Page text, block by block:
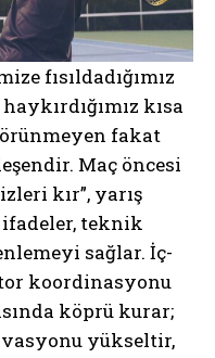
fısıldadığımız
kısa
fakat
Maç öncesi
kır”, yarış
ifadeler, teknik
sağlar. İç-
koordinasyonu
köprü kurar;
yükseltir,